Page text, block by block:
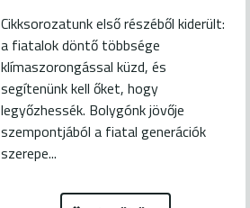
Cikksorozatunk első részéből kiderült:
a fiatalok döntő többsége
klímaszorongással küzd, és
segítenünk kell őket, hogy
legyőzhessék. Bolygónk jövője
szempontjából a fiatal generációk
szerepe...